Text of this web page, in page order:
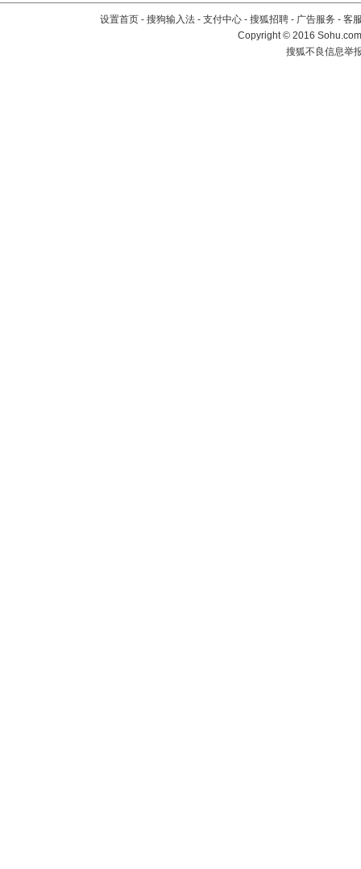
设置首页 - 搜狗输入法 - 支付中心 - 搜狐招聘 - 广告服务 - 客
Copyright©2016
搜狐不良信息举